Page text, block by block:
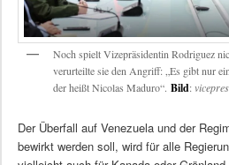
Noch spielt Vizepräsidentin Rodriguez
verurteilte sie den Angriff: „Es gibt nur
der heißt Nicolas Maduro“. Bild:
Der Überfall auf Venezuela und der
bewirkt werden soll, wird für alle